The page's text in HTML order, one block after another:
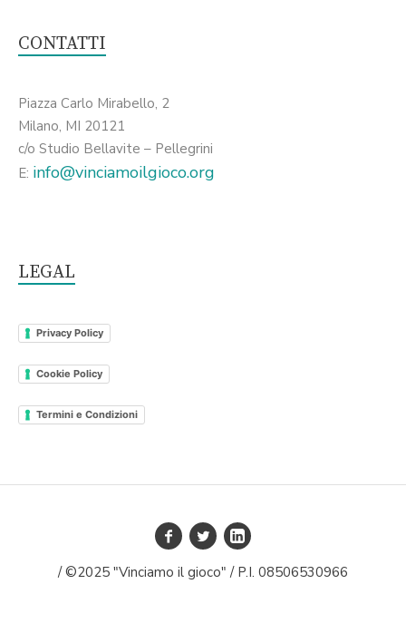
CONTATTI
Piazza Carlo Mirabello, 2
Milano, MI 20121
c/o Studio Bellavite – Pellegrini
E: info@vinciamoilgioco.org
LEGAL
Privacy Policy
Cookie Policy
Termini e Condizioni
/ ©2025 "Vinciamo il gioco" / P.I. 08506530966